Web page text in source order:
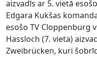
aizvadīs ar 5. vietā
Edgara Kukšas
esošo TV Cloppenburg
Hassloch (7. vieta)
Zweibrücken, kuri